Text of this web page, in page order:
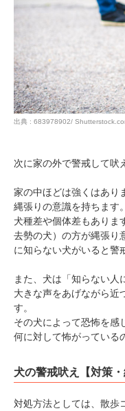
出典 : 683978902/
次に家の外で警戒して吠
家の中ほどは強くはあり
縄張りの意識を持ちます。
犬種差や個体差もありま
去勢の犬）の方が縄張り
に知らない犬がいると警
また、犬は「知らない人
大きな声をあげながら近
す。
その犬によって恐怖を感
何に対して怖がっている
犬の警戒吠え【対策・
対処方法としては、散歩
いぬ部をフォ
ア